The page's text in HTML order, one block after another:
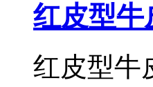
红皮型牛
红皮型牛